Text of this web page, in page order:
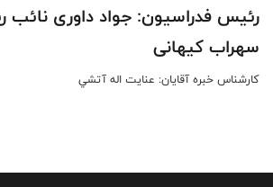
رئیس فدراسیون: جواد داوری نائب
سهراب کیهانی
کارشناس خبره آقایان: عنايت اله آتشي